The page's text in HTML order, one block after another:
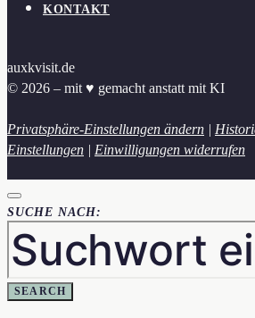
KONTAKT
auxkvisit.de
© 2026 – mit ♥︎ gemacht anstatt mit KI
Privatsphäre-Einstellungen ändern |
Einstellungen | Einwilligungen widerrufen
SUCHE NACH:
SEARCH